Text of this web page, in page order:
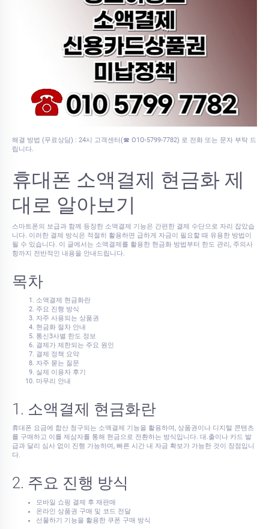
해결 방법 (무료상담) : 24시 고객센터(☎ O1O-5799-7782) 로 전화 또는 문자 부탁 드
립니다.
휴대폰 소액결제 현금화 제
대로 알아보기
스마트폰의 보급과 함께 등장한 소액결제 기능은 간편한 결제 수단으로 자리 잡았습
니다. 이러한 결제 방식은 적절히 활용하면 급하게 자금이 필요할 때 유용한 방법이
될 수 있습니다. 이 글에서는 소액결제를 활용한 현금화 방법부터 한도 관리, 주의사
항까지 전반적인 내용을 안내드립니다.
목차
소액결제 현금화란
주요 진행 방식
자주 사용되는 상품권
현금화 절차 안내
통신3사별 한도 정보
결제가 제한되는 주요 원인
결제 정책 요약
자주 묻는 질문
실제 이용자 후기
마무리 안내
1. 소액결제 현금화란
휴대폰 요금에 합산 청구되는 소액결제 기능을 활용하여, 상품권이나 디지털 콘텐츠
를 구매하고 이를 제삼자를 통해 현금으로 전환하는 방식입니다. 대.출이나 카드 발
급과 달리 심사 없이 진행 가능하며, 빠른 시간 내 자금 확보가 가능한 것이 장점입니
다.
2. 주요 진행 방식
모바일 쇼핑 결제 후 재판매
온라인 상품권 구매 및 코드 전달
선물하기 기능을 활용한 쿠폰 구매 방식